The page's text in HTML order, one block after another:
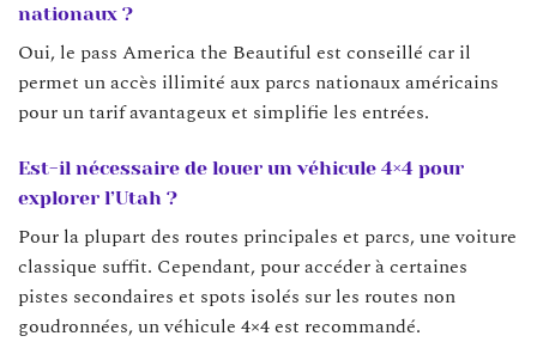
nationaux ?
Oui, le pass America the Beautiful est conseillé car il
permet un accès illimité aux parcs nationaux américains
pour un tarif avantageux et simplifie les entrées.
Est-il nécessaire de louer un véhicule 4×4 pour
explorer l’Utah ?
Pour la plupart des routes principales et parcs, une voiture
classique suffit. Cependant, pour accéder à certaines
pistes secondaires et spots isolés sur les routes non
goudronnées, un véhicule 4×4 est recommandé.